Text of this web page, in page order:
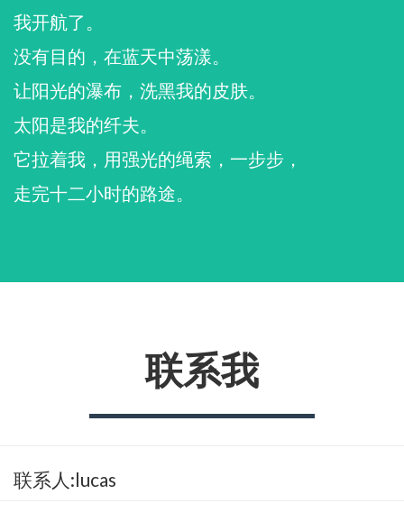
我开航了。
没有目的，在蓝天中荡漾。
让阳光的瀑布，洗黑我的皮肤。
太阳是我的纤夫。
它拉着我，用强光的绳索，一步步，
走完十二小时的路途。
联系我